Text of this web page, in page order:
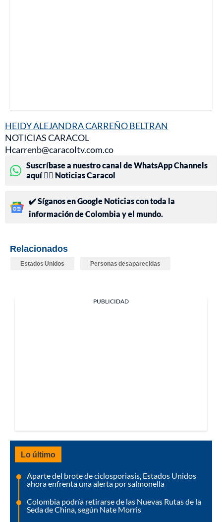
HEIDY ALEJANDRA CARREÑO BELTRAN
NOTICIAS CARACOL
Hcarrenb@caracoltv.com.co
Suscríbase a nuestro canal de WhatsApp Channels
aquí 👉🏻 Noticias Caracol
✔️ Síganos en Google Noticias con toda la
información de Colombia y el mundo.
Relacionados
Estados Unidos Personas desaparecidas
PUBLICIDAD
Lo último
Aparte del brote de ciclosporiasis, Estados Unidos
ahora enfrenta una alerta por salmonella
Colombia podría retirarse de las Nuevas Rutas de la
Seda de China, según Nate Morris